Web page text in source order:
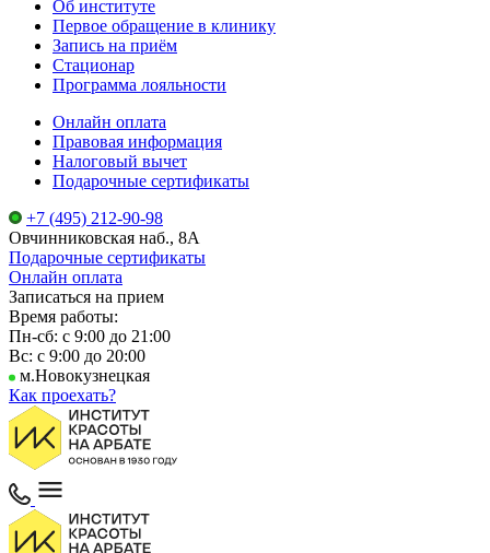
Об институте
Первое обращение в клинику
Запись на приём
Стационар
Программа лояльности
Онлайн оплата
Правовая информация
Налоговый вычет
Подарочные сертификаты
+7 (495) 212-90-98
Овчинниковская наб., 8А
Подарочные сертификаты
Онлайн оплата
Записаться на прием
Время работы:
Пн-сб: с 9:00 до 21:00
Вс: с 9:00 до 20:00
м.Новокузнецкая
Как проехать?